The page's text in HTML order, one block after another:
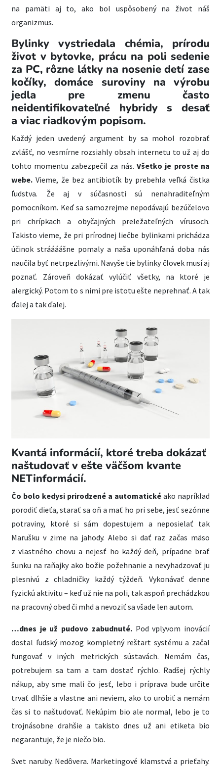
na pamäti aj to, ako bol uspôsobený na život náš
organizmus.
Bylinky vystriedala chémia, prírodu
život v bytovke, prácu na poli sedenie
za PC, rôzne látky na nosenie detí zase
kočíky, domáce suroviny na výrobu
jedla pre zmenu často
neidentifikovateľné hybridy s desať
a viac riadkovým popisom.
Každý jeden uvedený argument by sa mohol rozobrať
zvlášť, no vesmírne rozsiahly obsah internetu to už aj do
tohto momentu zabezpečil za nás. Všetko je proste na
webe. Vieme, že bez antibiotík by prebehla veľká čistka
ľudstva. Že aj v súčasnosti sú nenahraditeľným
pomocníkom. Keď sa samozrejme nepodávajú bezúčelovo
pri chrípkach a obyčajných preležateľných vírusoch.
Takisto vieme, že pri prírodnej liečbe bylinkami prichádza
účinok stráááášne pomaly a naša uponáhľaná doba nás
naučila byť netrpezlivými. Navyše tie bylinky človek musí aj
poznať. Zároveň dokázať vylúčiť všetky, na ktoré je
alergický. Potom to s nimi pre istotu ešte neprehnať. A tak
ďalej a tak ďalej.
Kvantá informácií, ktoré treba dokázať
naštudovať v ešte väčšom kvante
NETinformácií.
Čo bolo kedysi prirodzené a automatické ako napríklad
porodiť dieťa, starať sa oň a mať ho pri sebe, jesť sezónne
potraviny, ktoré si sám dopestujem a neposielať tak
Marušku v zime na jahody. Alebo si dať raz začas mäso
z vlastného chovu a nejesť ho každý deň, prípadne brať
šunku na raňajky ako božie požehnanie a nevyhadzovať ju
plesnivú z chladničky každý týždeň. Vykonávať denne
fyzickú aktivitu – keď už nie na poli, tak aspoň prechádzkou
na pracovný obed či mhd a nevoziť sa všade len autom.
…dnes je už pudovo zabudnuté.Pod vplyvom inovácií
dostal ľudský mozog kompletný reštart systému a začal
fungovať v iných metrických sústavách. Nemám čas,
potrebujem sa tam a tam dostať rýchlo. Radšej rýchly
nákup, aby sme mali čo jesť, lebo i príprava bude určite
trvať dlhšie a vlastne ani neviem, ako to urobiť a nemám
čas si to naštudovať. Nekúpim bio ale normal, lebo je to
trojnásobne drahšie a takisto dnes už ani etiketa bio
negarantuje, že je niečo bio.
Svet naruby. Nedôvera. Marketingové klamstvá a prieťahy.